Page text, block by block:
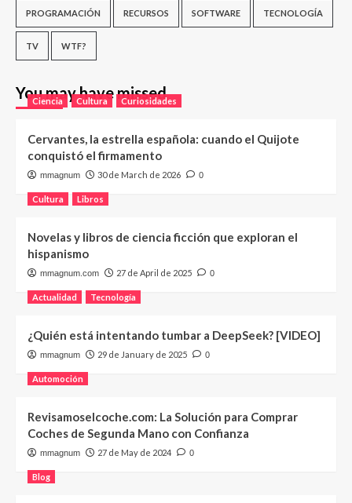
PROGRAMACIÓN RECURSOS SOFTWARE TECNOLOGÍA
TV WTF?
You may have missed
Ciencia Cultura Curiosidades
Cervantes, la estrella española: cuando el Quijote
conquistó el firmamento
mmagnum 30 de March de 2026 0
Cultura Libros
Novelas y libros de ciencia ficción que exploran el
hispanismo
mmagnum.com 27 de April de 2025 0
Actualidad Tecnología
¿Quién está intentando tumbar a DeepSeek? [VIDEO]
mmagnum 29 de January de 2025 0
Automoción
Revisamoselcoche.com: La Solución para Comprar
Coches de Segunda Mano con Confianza
mmagnum 27 de May de 2024 0
Blog